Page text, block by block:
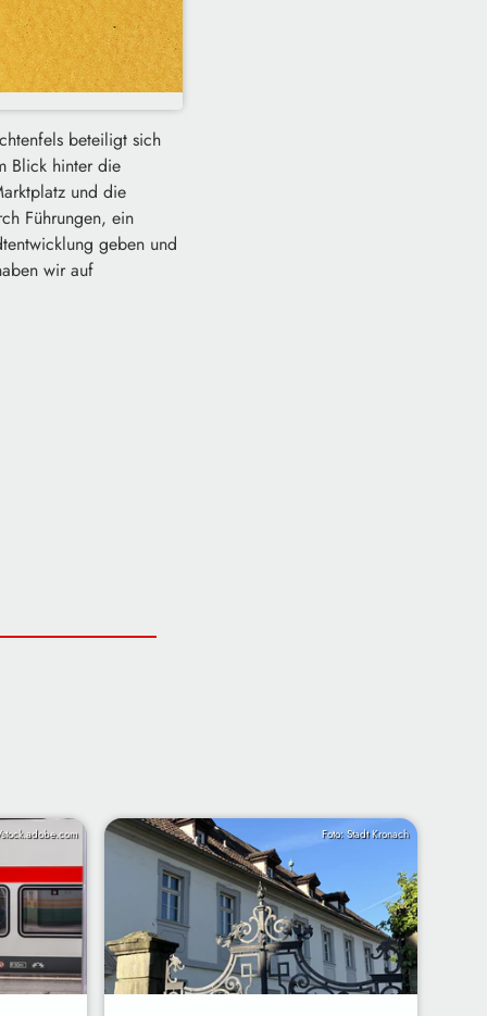
beteiligt sich
Blick hinter die
und die
Führungen, ein
geben und
wir auf
Foto: Stadt Kronach